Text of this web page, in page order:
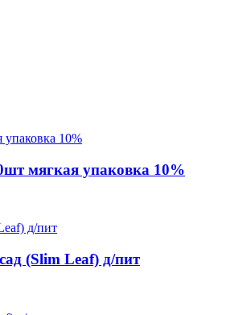
мягкая упаковка 10%
(Slim Leaf) д/пит